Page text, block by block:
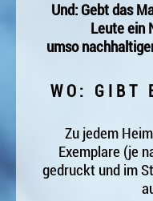
Und: Gebt das
Leute ein
umso
WO: GIBT
Zu jedem
Exemplare (je
gedruckt und im